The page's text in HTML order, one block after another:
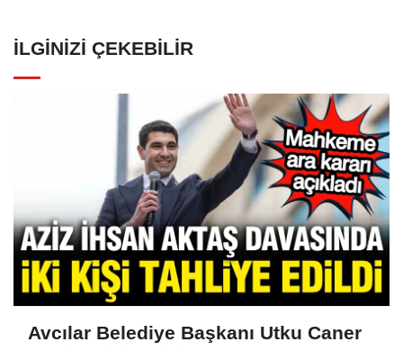
İLGINIZI ÇEKEBILIR
Avcılar Belediye Başkanı Utku Caner